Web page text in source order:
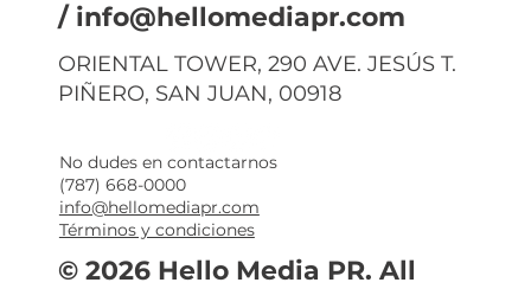
/ info@hellomediapr.com
ORIENTAL TOWER, 290 AVE. JESÚS T.
PIÑERO, SAN JUAN, 00918
No dudes en contactarnos
(787) 668-0000
info@hellomediapr.com
Términos y condiciones
© 2026 Hello Media PR. All